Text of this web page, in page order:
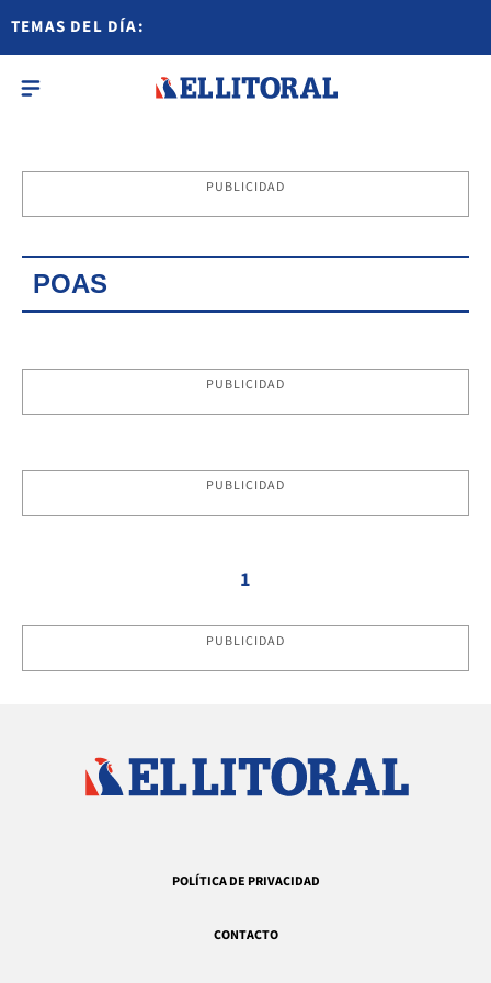
TEMAS DEL DÍA:
PUBLICIDAD
POAS
PUBLICIDAD
PUBLICIDAD
1
PUBLICIDAD
POLÍTICA DE PRIVACIDAD
CONTACTO